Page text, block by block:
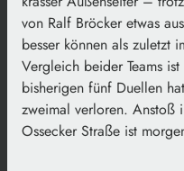
von Ralf Bröcker etwas
besser können als zuletzt
Vergleich beider Teams
bisherigen fünf Duellen
zweimal verloren. Anstoß
Ossecker Straße ist